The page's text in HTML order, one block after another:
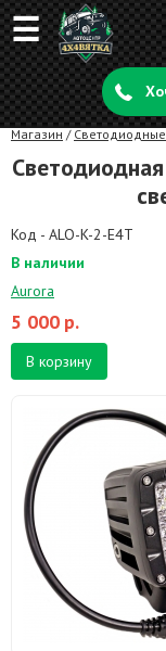
☰
Магазин /
Код - ALO-K-2-E4T
В наличии
Aurora
5 000 р.
В корзину